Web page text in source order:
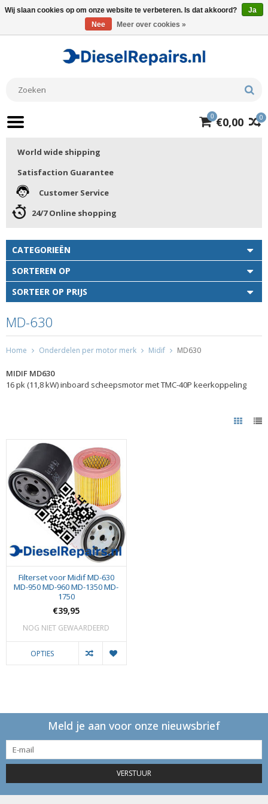
0
0 €0,00
World wide shipping
Satisfaction Guarantee
Customer Service
24/7 Online shopping
CATEGORIEËN
SORTEREN OP
SORTEER OP PRIJS
MD-630
Home Onderdelen per motor merk Midif MD630
MIDIF MD630
16 pk (11,8 kW) inboard scheepsmotor met TMC-40P keerkoppeling
Filterset voor Midif MD-630
MD-950 MD-960 MD-1350 MD-
1750
€39,95
NOG NIET GEWAARDEERD
OPTIES
Meld je aan voor onze nieuwsbrief
VERSTUUR
Wij slaan cookies op om onze website te verbeteren. Is dat akkoord?
Ja
Nee
Meer over cookies »